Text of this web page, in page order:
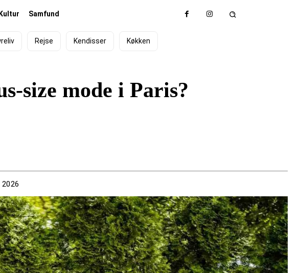
Kultur Samfund
Rejse Kendisser Køkken
size mode i Paris?